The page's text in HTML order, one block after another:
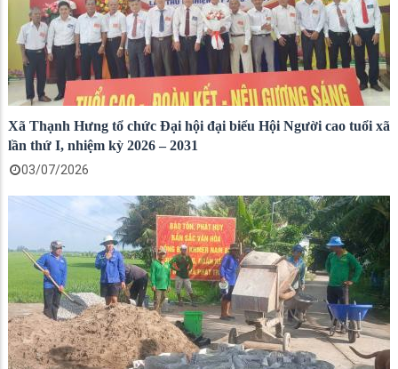
Xã Thạnh Hưng tổ chức Đại hội đại biểu Hội Người cao tuổi xã
lần thứ I, nhiệm kỳ 2026 – 2031
03/07/2026